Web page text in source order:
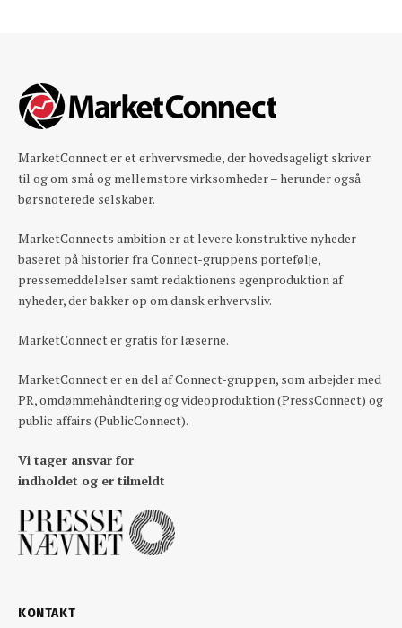
MarketConnect er et erhvervsmedie, der hovedsageligt skriver
til og om små og mellemstore virksomheder – herunder også
børsnoterede selskaber.
MarketConnects ambition er at levere konstruktive nyheder
baseret på historier fra Connect-gruppens portefølje,
pressemeddelelser samt redaktionens egenproduktion af
nyheder, der bakker op om dansk erhvervsliv.
MarketConnect er gratis for læserne.
MarketConnect er en del af Connect-gruppen, som arbejder med
PR, omdømmehåndtering og videoproduktion (PressConnect) og
public affairs (PublicConnect).
Vi tager ansvar for
indholdet og er tilmeldt
KONTAKT